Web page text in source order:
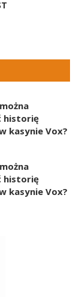
historię
kasynie Vox?
historię
kasynie Vox?